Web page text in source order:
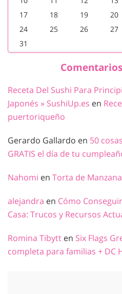
17
18 19 20
24
25 26 27
31
Receta Del Sushi Para
Japonés » SushiUp.es en
puertoriqueño
Gerardo Gallardo en 50
GRATIS el día de tu
Nahomi en Torta de Manzana
alejandra en Cómo
Casa: Trucos y Recursos
Romina Tibytt en Six Flags
completa para familias + DC